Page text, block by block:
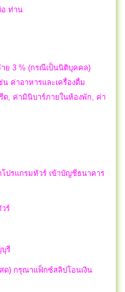
อ ท่าน
ย 3 % (กรณีเป็นนิติบุคคล)
ค่าอาหารและเครื่องดื่ม
, ค่ามินิบาร์ภายในห้องพัก, ค่า
ปรแกรมทัวร์ เข้าบัญชีธนาคาร
ร์
รี
ด) กรุณาแฟ็กซ์สลิปโอนเงิน